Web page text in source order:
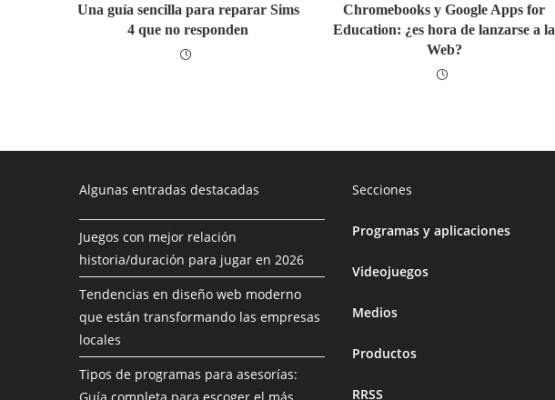
Una guía sencilla para reparar Sims
4 que no responden
Chromebooks y Google Apps for
Education: ¿es hora de lanzarse a la
Web?
Algunas entradas destacadas
Juegos con mejor relación
historia/duración para jugar en 2026
Tendencias en diseño web moderno
que están transformando las empresas
locales
Tipos de programas para asesorías:
Guía completa para escoger el más
Secciones
Programas y aplicaciones
Videojuegos
Medios
Productos
RRSS